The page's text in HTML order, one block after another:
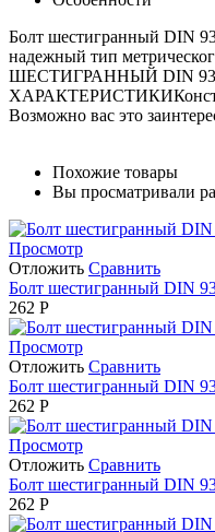
Болт шестигранный DIN
надежный тип
ШЕСТИГРАННЫЙ DIN
Возможно вас это
Похожие товары
Вы просматривали
Просмотр
Отложить Сравнить
Болт шестигранный DIN
262 Р
Просмотр
Отложить Сравнить
Болт шестигранный DIN
262 Р
Просмотр
Отложить Сравнить
Болт шестигранный DIN
262 Р